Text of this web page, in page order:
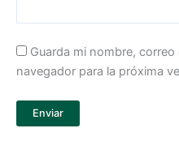
Guarda mi nombre,
navegador para la próxima